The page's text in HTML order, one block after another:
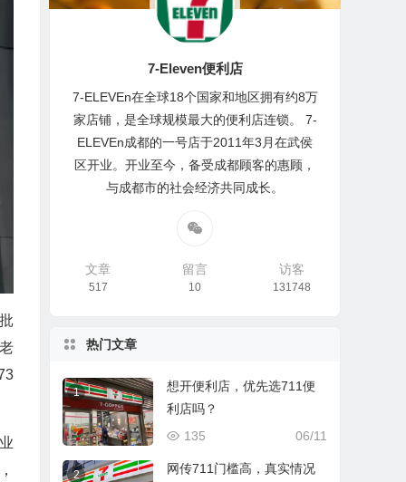
7-Eleven便利店
7-ELEVEn在全球18个国家和地区拥有约8万
家店铺，是全球规模最大的便利店连锁。 7-
ELEVEn成都的一号店于2011年3月在武侯
区开业。开业至今，备受成都顾客的惠顾，
与成都市的社会经济共同成长。
文章
517
留言
10
访客
131748
热门文章
1
想开便利店，优先选711便
利店吗？
06/11
135
2
网传711门槛高，真实情况